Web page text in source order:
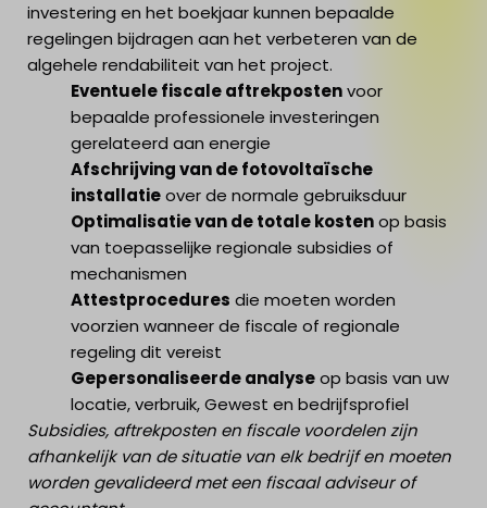
investering en het boekjaar kunnen bepaalde
regelingen bijdragen aan het verbeteren van de
algehele rendabiliteit van het project.
Eventuele fiscale aftrekpostenvoor
bepaalde professionele investeringen
gerelateerd aan energie
Afschrijving van de fotovoltaïsche
installatieover de normale gebruiksduur
Optimalisatie van de totale kostenop basis
van toepasselijke regionale subsidies of
mechanismen
Attestprocedures die moeten worden
voorzien wanneer de fiscale of regionale
regeling dit vereist
Gepersonaliseerde analyseop basis van uw
locatie, verbruik, Gewest en bedrijfsprofiel
Subsidies, aftrekposten en fiscale voordelen zijn
afhankelijk van de situatie van elk bedrijf en moeten
worden gevalideerd met een fiscaal adviseur of